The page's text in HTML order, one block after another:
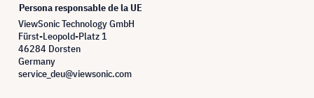
Persona responsable de la UE
ViewSonic Technology GmbH
Fürst-Leopold-Platz 1
46284 Dorsten
Germany
service_deu@viewsonic.com